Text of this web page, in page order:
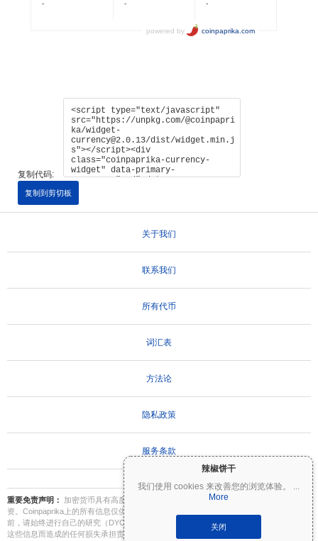
辣椒饼干
我们使用 cookies 来改善您的浏览体验。
...
More
关闭
复制代码:
复制到剪切板
关于我们
联系我们
所有代币
词汇表
方法论
隐私政策
服务条款
重要免责声明：
加密货币具有高度波动性，存在重大风险。您可能会损失部分或全部投
资。Coinpaprika上的所有信息仅供参考，不构成财务或投资建议。在做出投资决策之
前，请始终进行自己的研究（DYOR）并咨询合格的财务顾问。Coinpaprika不对因使用
这些信息而造成的任何损失承担责任。